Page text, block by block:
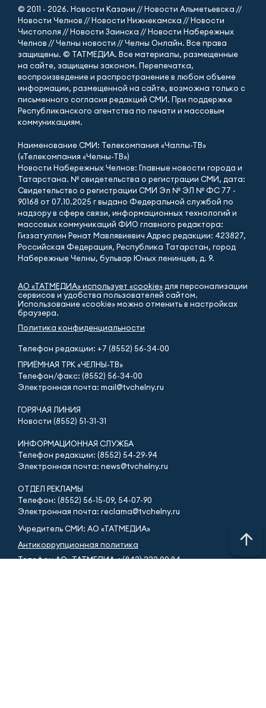
© 2011 - 2026. Новости Казани // Новости Альметьевска //
Новости Челнов // Новости Нижнекамска // Новости
Чистополя // Новости Заинска // Новости Набережных
Челнов // Челны новости // Челны Онлайн. Все права
защищены. © ТАТМЕДИА. Все материалы, размещенные
на сайте, защищены законом. Перепечатка,
воспроизведение и распространение в любом объеме
информации, размещенной на сайте, возможна только с
письменного согласия редакций СМИ. При поддержке
Республиканского агентства по печати и массовым
коммуникациям.
Наименование СМИ: Телекомпания «Чаллы-ТВ»
(«Телекомпания «Челны-ТВ»)
Новости Набережных Челнов: Главные новости города и
Татарстана. № свидетельства о регистрации СМИ, дата:
Свидетельство о регистрации СМИ Эл № ЭЛ № ФС 77 -
90168 от 07.10.2025 г выдано Федеральной службой по
надзору в сфере связи, информационных технологий и
массовых коммуникаций ФИО главного редактора:
Гиззатуллин Ренат Мавлявиевич Адрес редакции: 423827,
Российская Федерация, Республика Татарстан, город
Набережные Челны, бульвар Юных ленинцев, д. 9.
АО «ТАТМЕДИА» использует «cookie»для персонализации
сервисов и удобства пользователей сайтом.
Использование «cookie» можно отменить в настройках
браузера.
Политика конфиденциальности
Телефон редакции: +7 (8552) 56-34-00
ПРИЁМНАЯ ТРК «ЧЕЛНЫ-ТВ»
Телефон/факс: (8552) 56-34-00
Электронная почта: mail@tvchelny.ru
ГОРЯЧАЯ ЛИНИЯ
Новости (8552) 51-31-31
ИНФОРМАЦИОННАЯ СЛУЖБА
Телефон редакции: (8552) 54-29-94
Электронная почта: news@tvchelny.ru
ОТДЕЛ РЕКЛАМЫ
Телефон: (8552) 56-15-09, 54-07-90
Электронная почта: reclama@tvchelny.ru
Учредитель СМИ: АО «ТАТМЕДИА»
Антикоррупционная политика
Телефон АО «ТАТМЕДИА»: (843) 222 09 84